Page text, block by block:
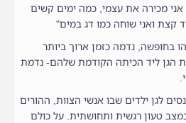
אני מכירה את עצמי, כמה ימים קשים
קצת ואני שוחה כמו דג במים"
בחופשה, נדמה כזמן ארוך ביותר
הגן ליד הכיתה הקודמת שלהם- נדמת
לגן ילדים שבו אנשי הצוות, ההורים
טעון רגשית ותחושתית. על כולם